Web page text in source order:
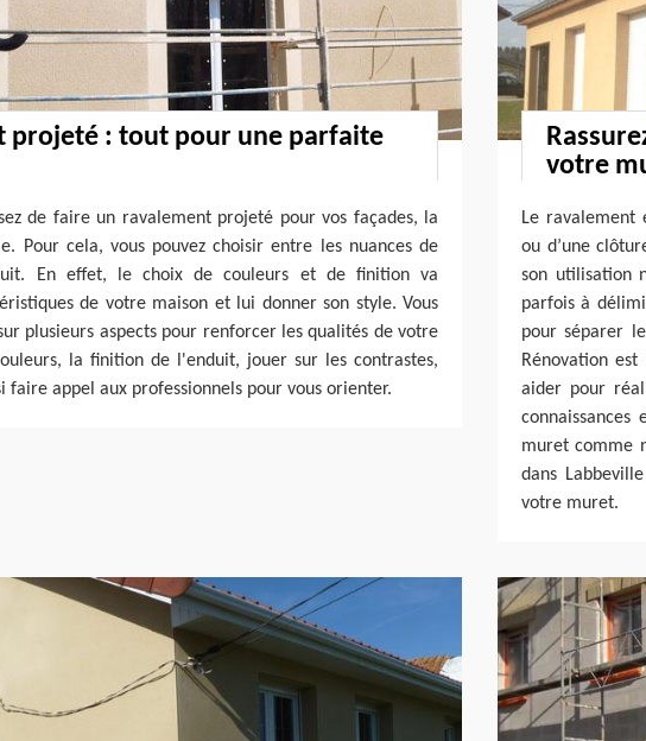
projeté : tout pour une parfaite
de faire un ravalement projeté pour vos façades, la
Pour cela, vous pouvez choisir entre les nuances de
En effet, le choix de couleurs et de finition va
de votre maison et lui donner son style. Vous
plusieurs aspects pour renforcer les qualités de votre
la finition de l'enduit, jouer sur les contrastes,
faire appel aux professionnels pour vous orienter.
votre
Le ravalement
ou d’une
son utilisation
parfois à
pour séparer
Rénovation
aider pour
muret comme
dans
votre muret.